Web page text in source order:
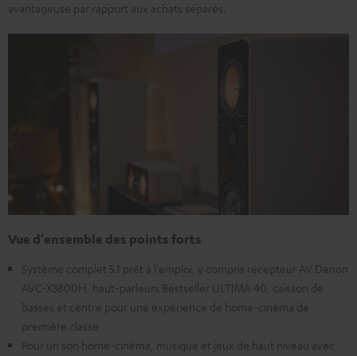
avantageuse par rapport aux achats séparés.
Vue d’ensemble des points forts
Système complet 5.1 prêt à l'emploi, y compris récepteur AV Denon
AVC-X3800H, haut-parleurs Bestseller ULTIMA 40, caisson de
basses et centre pour une expérience de home-cinéma de
première classe
Pour un son home-cinéma, musique et jeux de haut niveau avec